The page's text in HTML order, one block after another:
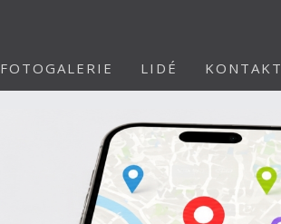
FOTOGALERIE LIDÉ KONTAKT